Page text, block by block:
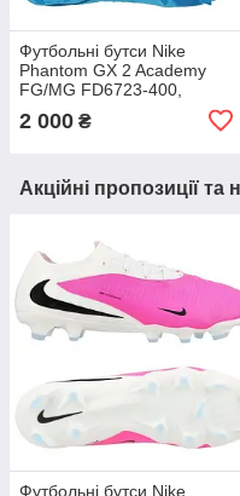
Футбольні бутси Nike
Phantom GX 2 Academy
FG/MG FD6723-400,
Синій, Розмір (EU) — 39
2 000 ₴
Акційні пропозиції та
Футбольні бутси Nike